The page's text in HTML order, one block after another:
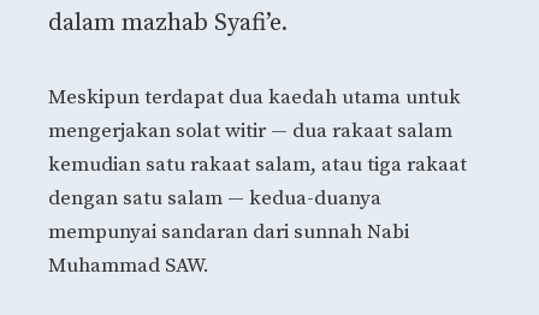
dalam mazhab Syafi’e.
Meskipun terdapat dua kaedah utama untuk
mengerjakan solat witir — dua rakaat salam
kemudian satu rakaat salam, atau tiga rakaat
dengan satu salam — kedua-duanya
mempunyai sandaran dari sunnah Nabi
Muhammad SAW.